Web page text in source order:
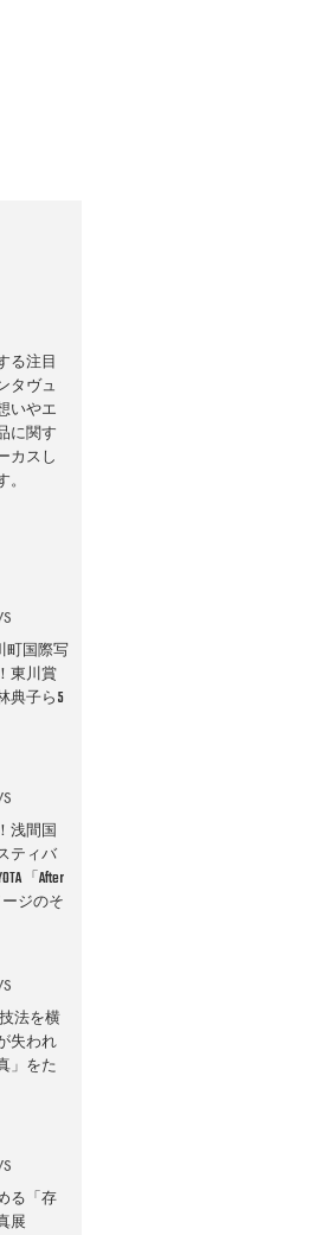
る注目
タヴュ
いやエ
に関す
カスし
町国際写
東川賞
典子ら5
浅間国
ティバ
「After
ージのそ
法を横
失われ
」をた
る「存
展